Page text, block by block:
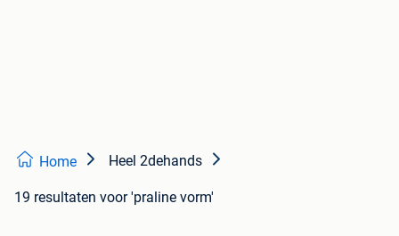
Home Heel 2dehands
19 resultaten voor 'praline vorm'